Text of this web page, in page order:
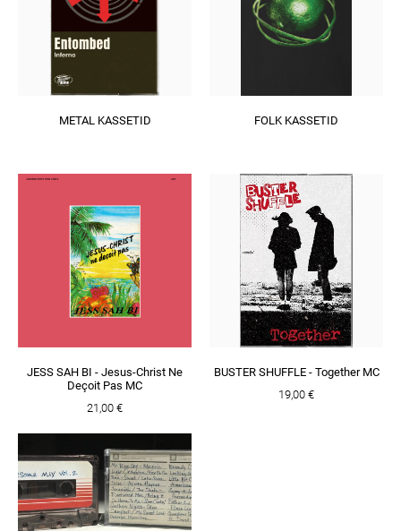
METAL KASSETID FOLK KASSETID
JESS SAH BI - Jesus-Christ Ne
Deçoit Pas MC
21,00 €
BUSTER SHUFFLE - Together MC
19,00 €